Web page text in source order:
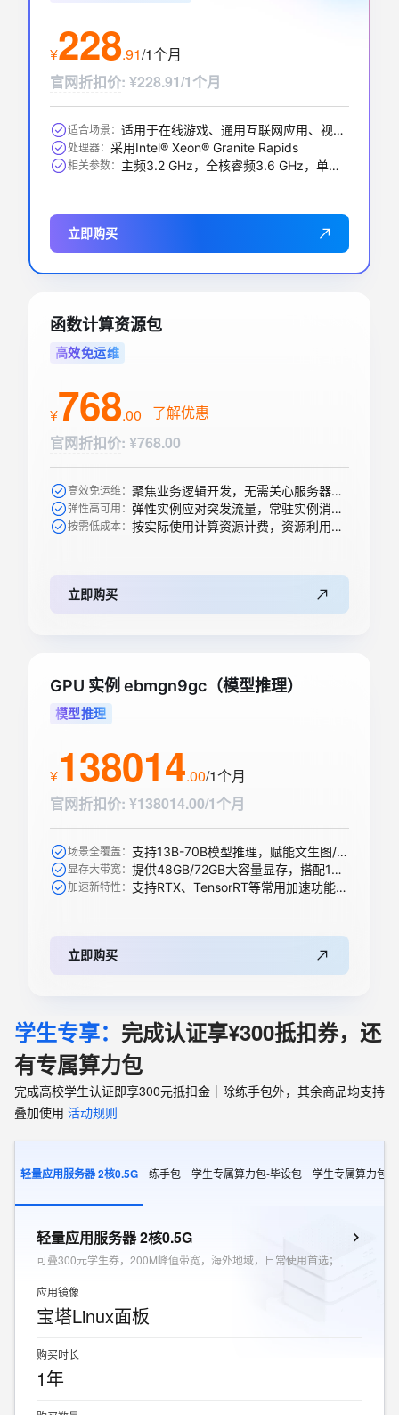
¥228.91/1个月
官网折扣价: ¥228.91/1个月
适合场景： 适用于在线游戏、通用互联网应用、视频编解码、数据库应用、搜索推荐等
处理器： 采用Intel® Xeon® Granite Rapids
相关参数： 主频3.2 GHz，全核睿频3.6 GHz，单核最大睿频3.9GHz
立即购买
函数计算资源包
高效免运维
¥768.00
了解优惠
官网折扣价: ¥768.00
高效免运维： 聚焦业务逻辑开发，无需关心服务器购买等运维操作
弹性高可用： 弹性实例应对突发流量，常驻实例消除冷启动
按需低成本： 按实际使用计算资源计费，资源利用率高
立即购买
GPU 实例 ebmgn9gc（模型推理）
模型推理
¥138014.00/1个月
官网折扣价: ¥138014.00/1个月
场景全覆盖： 支持13B-70B模型推理，赋能文生图/视频、搜索推荐等AI模型
显存大带宽： 提供48GB/72GB大容量显存，搭配1344 GB/s带宽轻松承载大模型
加速新特性： 支持RTX、TensorRT等常用加速功能，全新升级支持下一代精度
立即购买
学生专享： 完成认证享¥300抵扣券，还
有专属算力包
完成高校学生认证即享300元抵扣金｜除练手包外，其余商品均支持
叠加使用 活动规则
轻量应用服务器 2核0.5G 练手包 学生专属算力包-毕设包 学生专属算力包-
轻量应用服务器 2核0.5G
可叠300元学生券，200M峰值带宽，海外地域，日常使用首选；
应用镜像
宝塔Linux面板
购买时长
1年